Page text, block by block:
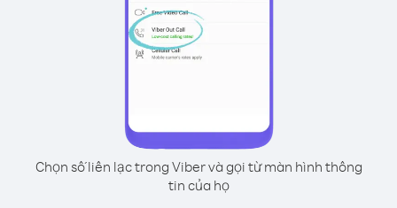
Chọn số liên lạc trong Viber và gọi từ màn hình thông
tin của họ